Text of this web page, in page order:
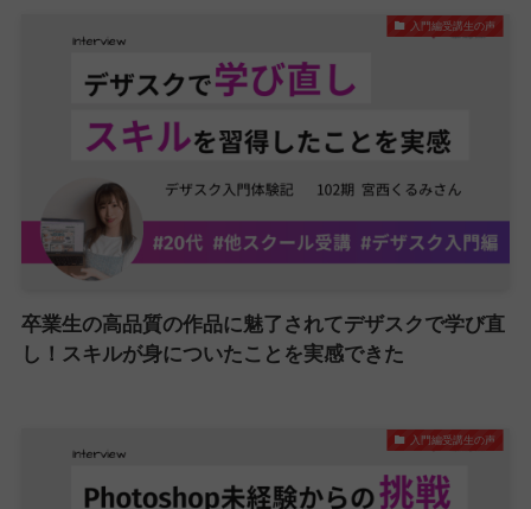
入門編受講生の声
卒業生の高品質の作品に魅了されてデザスクで学び直
し！スキルが身についたことを実感できた
入門編受講生の声